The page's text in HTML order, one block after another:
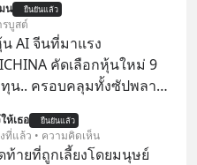
น ยืนยันแล้ว
รบูสต์
AI จีนที่มาแรง
คัดเลือกหุ้นใหม่ 9
ทุน.. ครอบคลุมทั้งซัปพลาย
50% ค่าธรรมเนียมซื้อ |
าทขึ้นไป ฟรีค่าธรรมเนียม
ห้เธอ ยืนยันแล้ว
ที่แล้ว • ความคิดเห็น
ายที่ถูกเลี้ยงโดยมนุษย์